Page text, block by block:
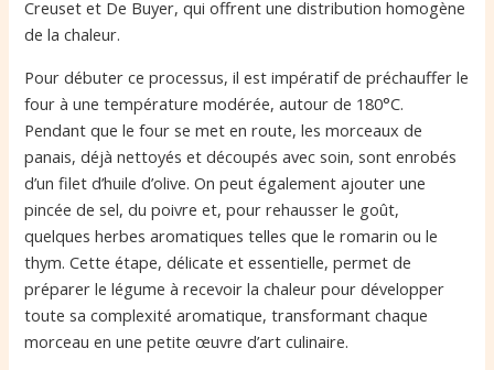
Creuset et De Buyer, qui offrent une distribution homogène
de la chaleur.
Pour débuter ce processus, il est impératif de préchauffer le
four à une température modérée, autour de 180°C.
Pendant que le four se met en route, les morceaux de
panais, déjà nettoyés et découpés avec soin, sont enrobés
d’un filet d’huile d’olive. On peut également ajouter une
pincée de sel, du poivre et, pour rehausser le goût,
quelques herbes aromatiques telles que le romarin ou le
thym. Cette étape, délicate et essentielle, permet de
préparer le légume à recevoir la chaleur pour développer
toute sa complexité aromatique, transformant chaque
morceau en une petite œuvre d’art culinaire.